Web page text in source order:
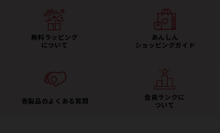
無料ラッピング
について
あんしん
ショッピングガイド
各製品のよくある質問
会員ランクに
ついて